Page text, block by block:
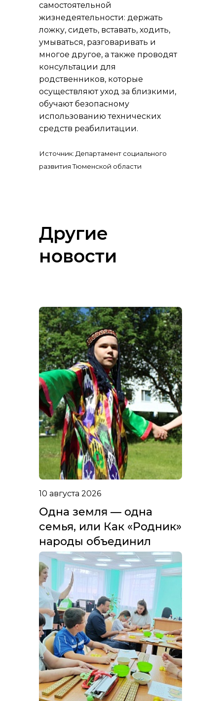
самостоятельной
жизнедеятельности: держать
ложку, сидеть, вставать, ходить,
умываться, разговаривать и
многое другое, а также проводят
консультации для
родственников, которые
осуществляют уход за близкими,
обучают безопасному
использованию технических
средств реабилитации.
Источник: Департамент социального
развития Тюменской области
Другие
новости
10 августа 2026
Одна земля — одна
семья, или Как «Родник»
народы объединил